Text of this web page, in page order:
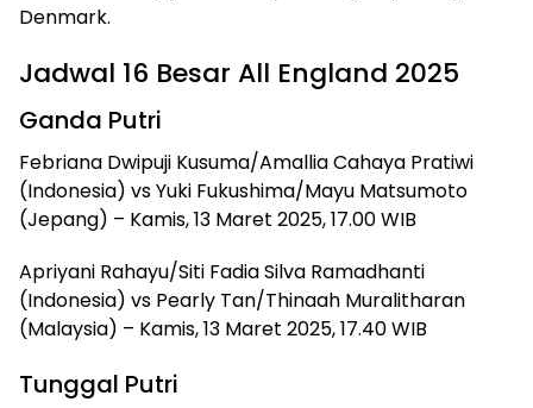
Denmark.
Jadwal 16 Besar All England 2025
Ganda Putri
Febriana Dwipuji Kusuma/Amallia Cahaya Pratiwi
(Indonesia) vs Yuki Fukushima/Mayu Matsumoto
(Jepang) – Kamis, 13 Maret 2025, 17.00 WIB
Apriyani Rahayu/Siti Fadia Silva Ramadhanti
(Indonesia) vs Pearly Tan/Thinaah Muralitharan
(Malaysia) – Kamis, 13 Maret 2025, 17.40 WIB
Tunggal Putri